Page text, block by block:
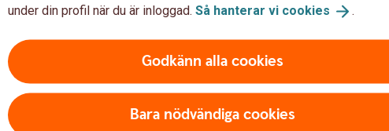
under din profil när du är inloggad. Så hanterar vi cookies .
Godkänn alla cookies
Bara nödvändiga cookies